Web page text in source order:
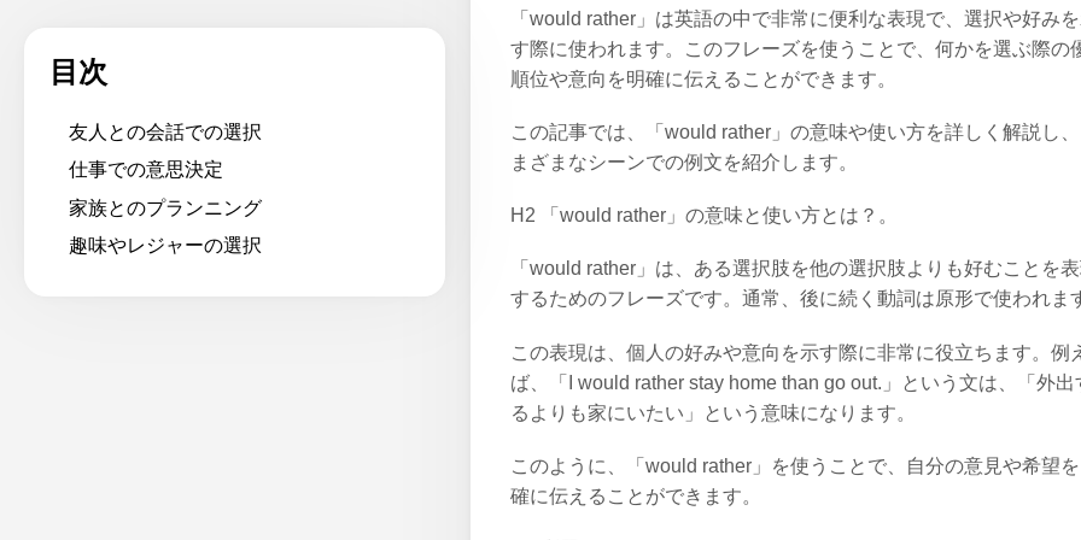
目次
友人との会話での選択
仕事での意思決定
家族とのプランニング
趣味やレジャーの選択
「would rather」は英語の中で非常に便利な表現で、選択や好み
す際に使われます。このフレーズを使うことで、何かを選ぶ際の
順位や意向を明確に伝えることができます。
この記事では、「would rather」の意味や使い方を詳しく解説し
まざまなシーンでの例文を紹介します。
H2 「would rather」の意味と使い方とは？。
「would rather」は、ある選択肢を他の選択肢よりも好むことを
するためのフレーズです。通常、後に続く動詞は原形で使われま
この表現は、個人の好みや意向を示す際に非常に役立ちます。例
ば、「I would rather stay home than go out.」という文は、「外出
るよりも家にいたい」という意味になります。
このように、「would rather」を使うことで、自分の意見や希望
確に伝えることができます。